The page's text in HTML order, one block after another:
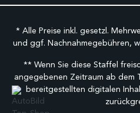
* Alle Preise inkl. gesetzl.
und ggf. Nachnahmegebühren,
** Wenn Sie diese Staffel
angegebenen Zeitraum ab dem
bereitgestellten digitalen